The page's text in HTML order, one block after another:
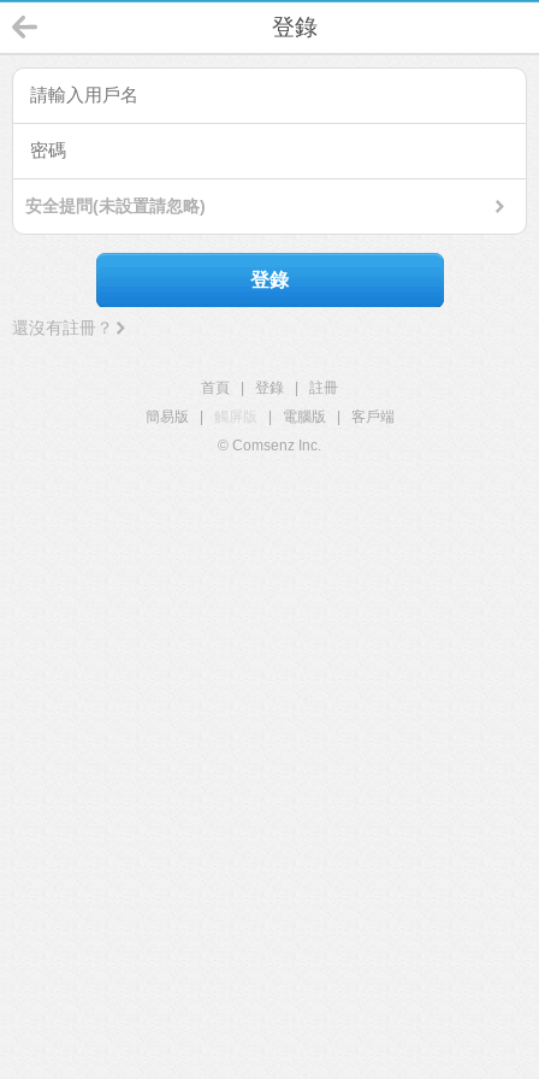
登錄
安全提問(未設置請忽略)
登錄
還沒有註冊？
首頁 登錄
註冊
簡易版
觸屏版 電腦版
客戶端
© Comsenz Inc.